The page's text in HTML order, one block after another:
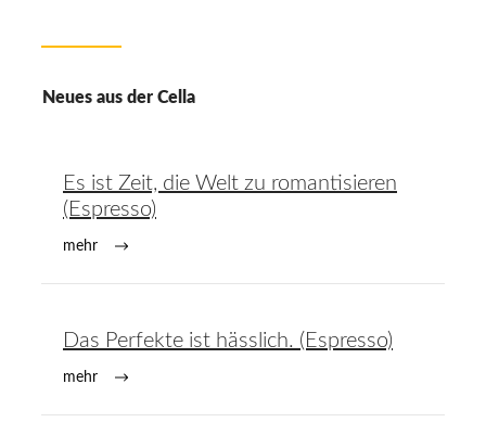
Neues aus der Cella
Es ist Zeit, die Welt zu romantisieren
(Espresso)
mehr
Das Perfekte ist hässlich. (Espresso)
mehr